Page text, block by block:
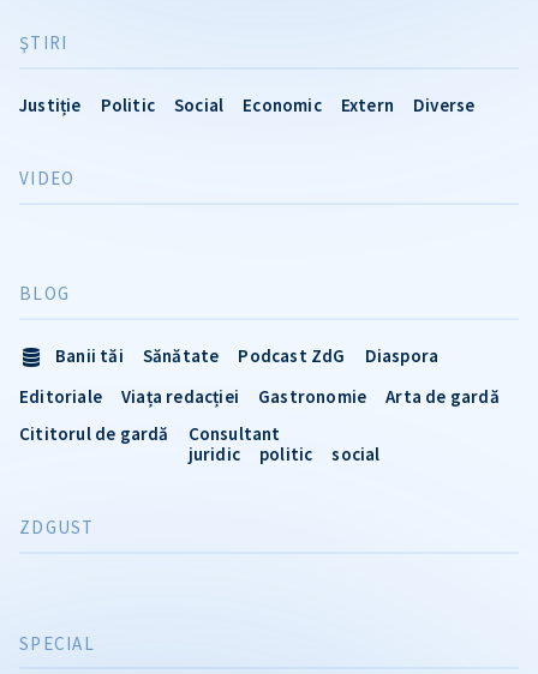
ŞTIRI
Justiție Politic Social Economic Extern Diverse
VIDEO
SPECIAL
BLOG
Banii tăi Sănătate Podcast ZdG
Diaspora
Editoriale
Viața redacției Gastronomie
Arta de gardă
Cititorul de gardă
Consultant
juridic
politic social
ZDGUST